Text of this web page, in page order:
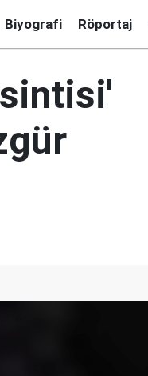
Biyografi Röportaj